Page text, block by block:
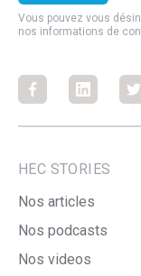
Vous pouvez vous
nos informations de
FacebookFacebook
HEC STORIES
Nos articles
Nos podcasts
Nos videos